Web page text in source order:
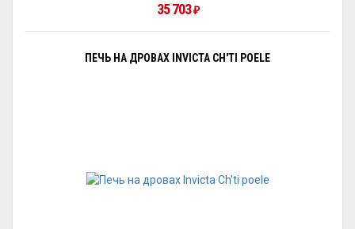
35 703₽
ПЕЧЬ НА ДРОВАХ INVICTA CH'TI POELE